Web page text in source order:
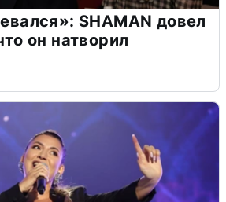
SHAMAN довел
он натворил